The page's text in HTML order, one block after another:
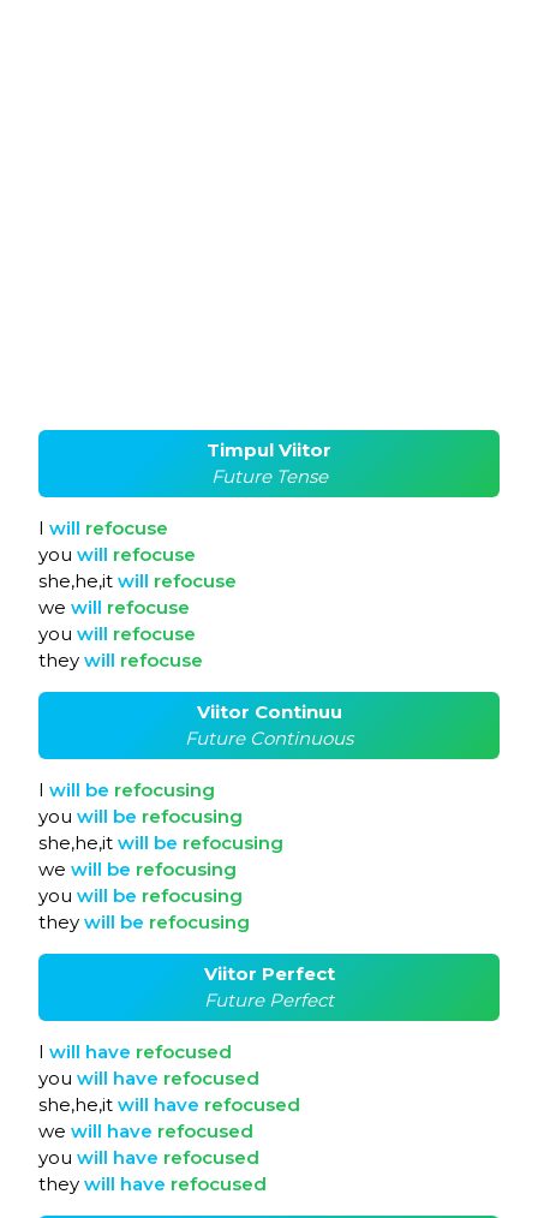
Timpul Viitor
Future Tense
I will refocuse
you will refocuse
she,he,it will refocuse
we will refocuse
you will refocuse
they will refocuse
Viitor Continuu
Future Continuous
I will be refocusing
you will be refocusing
she,he,it will be refocusing
we will be refocusing
you will be refocusing
they will be refocusing
Viitor Perfect
Future Perfect
I will have refocused
you will have refocused
she,he,it will have refocused
we will have refocused
you will have refocused
they will have refocused